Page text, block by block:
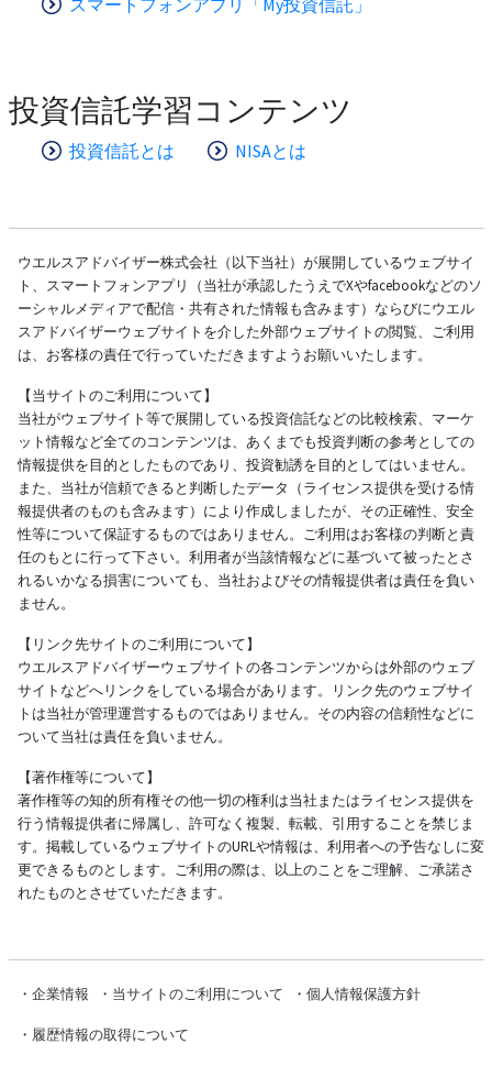
投資信託学習コンテンツ
投資信託とは NISAとは
ウエルスアドバイザー株式会社（以下当社）が展開しているウェブサイ
ト、スマートフォンアプリ（当社が承認したうえでXやfacebookなどのソ
ーシャルメディアで配信・共有された情報も含みます）ならびにウエル
スアドバイザーウェブサイトを介した外部ウェブサイトの閲覧、ご利用
は、お客様の責任で行っていただきますようお願いいたします。
【当サイトのご利用について】
当社がウェブサイト等で展開している投資信託などの比較検索、マーケ
ット情報など全てのコンテンツは、あくまでも投資判断の参考としての
情報提供を目的としたものであり、投資勧誘を目的としてはいません。
また、当社が信頼できると判断したデータ（ライセンス提供を受ける情
報提供者のものも含みます）により作成しましたが、その正確性、安全
性等について保証するものではありません。ご利用はお客様の判断と責
任のもとに行って下さい。利用者が当該情報などに基づいて被ったとさ
れるいかなる損害についても、当社およびその情報提供者は責任を負い
ません。
【リンク先サイトのご利用について】
ウエルスアドバイザーウェブサイトの各コンテンツからは外部のウェブ
サイトなどへリンクをしている場合があります。リンク先のウェブサイ
トは当社が管理運営するものではありません。その内容の信頼性などに
ついて当社は責任を負いません。
【著作権等について】
著作権等の知的所有権その他一切の権利は当社またはライセンス提供を
行う情報提供者に帰属し、許可なく複製、転載、引用することを禁じま
す。掲載しているウェブサイトのURLや情報は、利用者への予告なしに変
更できるものとします。ご利用の際は、以上のことをご理解、ご承諾さ
れたものとさせていただきます。
・ 企業情報 ・ 当サイトのご利用について ・ 個人情報保護方針
・ 履歴情報の取得について